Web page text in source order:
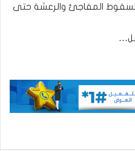
المفاجئ والرعشة حتى